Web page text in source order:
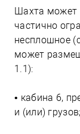
Шахта может
частично
несплошное
может
1.1):
• кабина 6,
и (или) грузов;